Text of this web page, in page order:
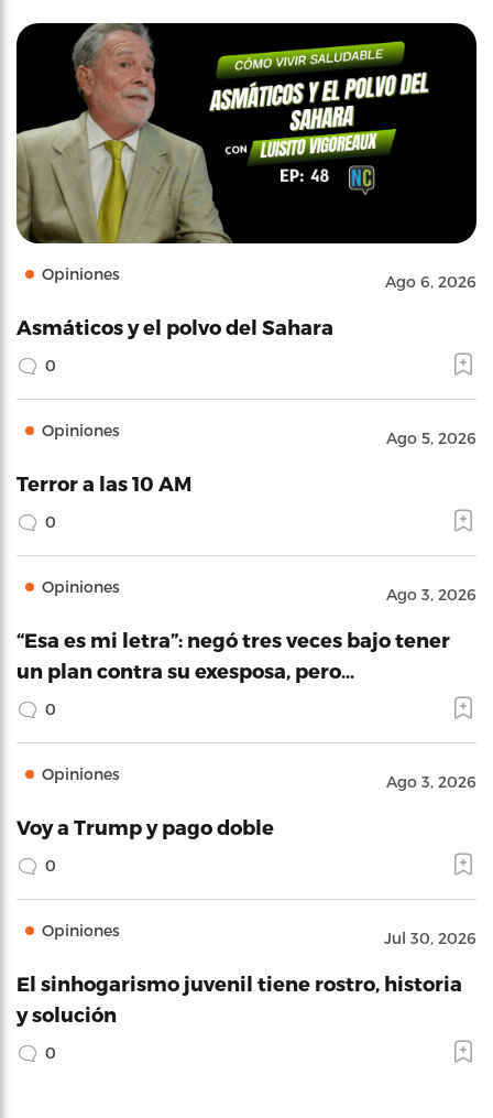
Opiniones Ago 6, 2026
Asmáticos y el polvo del Sahara
0
Opiniones Ago 5, 2026
Terror a las 10 AM
0
Opiniones Ago 3, 2026
“Esa es mi letra”: negó tres veces bajo tener
un plan contra su exesposa, pero…
0
Opiniones Ago 3, 2026
Voy a Trump y pago doble
0
Opiniones Jul 30, 2026
El sinhogarismo juvenil tiene rostro, historia
y solución
0